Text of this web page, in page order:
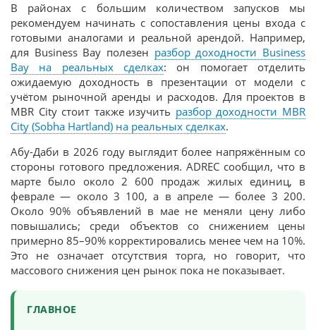
В районах с большим количеством запусков мы
рекомендуем начинать с сопоставления цены входа с
готовыми аналогами и реальной арендой. Например,
для Business Bay полезен разбор доходности Business
Bay на реальных сделках: он помогает отделить
ожидаемую доходность в презентации от модели с
учётом рыночной аренды и расходов. Для проектов в
MBR City стоит также изучить разбор доходности MBR
City (Sobha Hartland) на реальных сделках.
Абу-Даби в 2026 году выглядит более напряжённым со
стороны готового предложения. ADREC сообщил, что в
марте было около 2 600 продаж жилых единиц, в
феврале — около 3 100, а в апреле — более 3 200.
Около 90% объявлений в мае не меняли цену либо
повышались; среди объектов со снижением цены
примерно 85–90% корректировались менее чем на 10%.
Это не означает отсутствия торга, но говорит, что
массового снижения цен рынок пока не показывает.
ГЛАВНОЕ